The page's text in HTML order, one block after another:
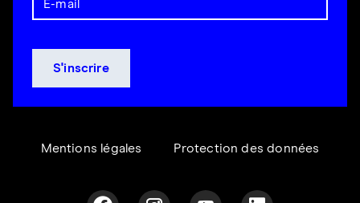
Mentions légales Protection des données